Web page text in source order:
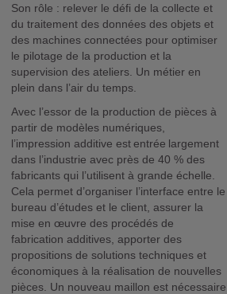
Son rôle : relever le défi de la collecte et
du traitement des données des objets et
des machines connectées pour optimiser
le pilotage de la production et la
supervision des ateliers. Un métier en
plein dans l’air du temps.
Avec l’essor de la production de pièces à
partir de modèles numériques,
l’impression additive est entrée largement
dans l’industrie avec près de 40 % des
fabricants qui l’utilisent à grande échelle.
Cela permet d’organiser l’interface entre le
bureau d’études et le client, assurer la
mise en œuvre des procédés de
fabrication additives, apporter des
propositions de solutions techniques et
économiques à la réalisation de nouvelles
pièces. Un nouveau maillon est nécessaire